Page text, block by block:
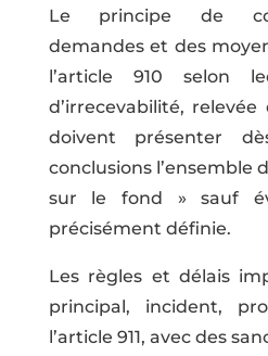
Le principe de
demandes et des
l’article 910 selon
d’irrecevabilité, relevée
doivent présenter
conclusions l’ensemble
sur le fond » sauf
précisément définie.
Les règles et délais
principal, incident,
l’article 911, avec des